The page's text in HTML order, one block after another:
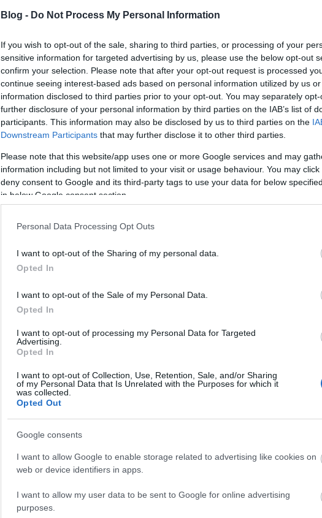
Blog - Do Not Process My Personal Information
If you wish to opt-out of the sale, sharing to third parties, or processing of your
sensitive information for targeted advertising by us, please use the below opt-out
confirm your selection. Please note that after your opt-out request is processed
continue seeing interest-based ads based on personal information utilized by us
information disclosed to third parties prior to your opt-out. You may separately
further disclosure of your personal information by third parties on the IAB’s list of
participants. This information may also be disclosed by us to third parties on the
Downstream Participants that may further disclose it to other third parties.
Please note that this website/app uses one or more Google services and may
information including but not limited to your visit or usage behaviour. You may
deny consent to Google and its third-party tags to use your data for below
in below Google consent section.
Personal Data Processing Opt Outs
I want to opt-out of the Sharing of my personal data.
Opted In
I want to opt-out of the Sale of my Personal Data.
Opted In
I want to opt-out of processing my Personal Data for Targeted
Advertising.
Opted In
I want to opt-out of Collection, Use, Retention, Sale, and/or Sharing
of my Personal Data that Is Unrelated with the Purposes for which it
was collected.
Opted Out
Google consents
I want to allow Google to enable storage related to advertising like cookies on
web or device identifiers in apps.
I want to allow my user data to be sent to Google for online advertising
purposes.
cseh
istván
könyv
emma
2018
helen